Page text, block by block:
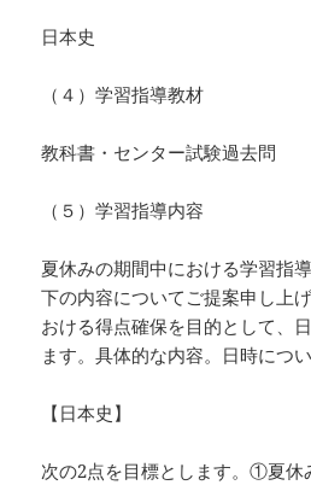
日本史
（４）学習指導教材
教科書・センター試験過去問
（５）学習指導内容
夏休みの期間中における学習指
下の内容についてご提案申し上
おける得点確保を目的として、
ます。具体的な内容。日時につ
【日本史】
次の2点を目標とします。①夏休